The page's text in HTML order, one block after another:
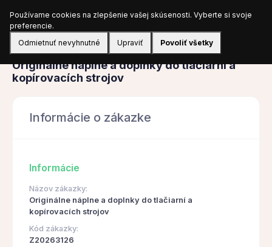
Prihlásiť sa
Obstarávanie
Originálne náplne a doplnky do tlačiarní a
kopírovacích strojov
Informácie o zákazke
Informácie
Názov zákazky:
Originálne náplne a doplnky do tlačiarní a
kopírovacích strojov
Kód zákazky:
Z20263126
Používame cookies na zlepšenie vašej skúsenosti. Vyberte si svoje
preferencie.
Odmietnuť nevyhnutné
Upraviť Povoliť všetky